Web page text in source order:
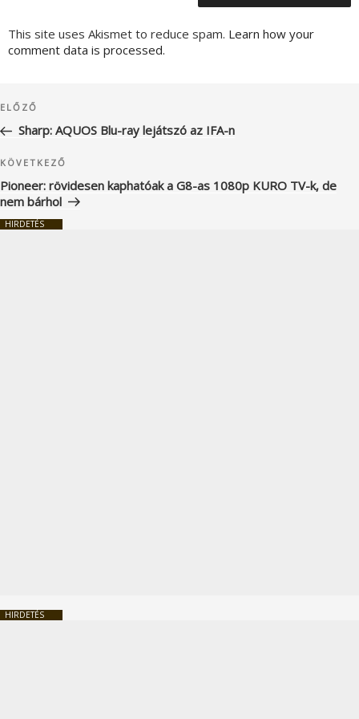
This site uses Akismet to reduce spam. Learn how your
comment data is processed.
navigáció
Korábbi
bejegyzés
ELŐZŐ
Sharp: AQUOS Blu-ray lejátszó az IFA-n
Következő
bejegyzés
KÖVETKEZŐ
Pioneer: rövidesen kaphatóak a G8-as 1080p KURO TV-k, de
nem bárhol
HIRDETÉS
HIRDETÉS